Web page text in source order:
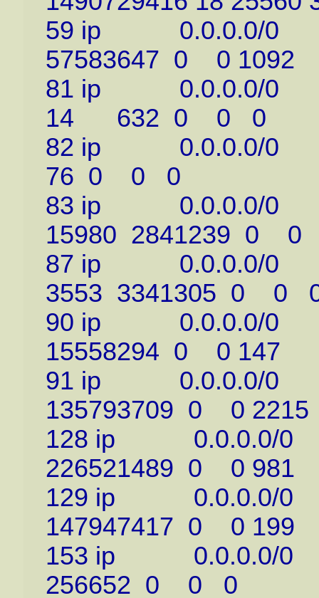
59 ip 0.0.0.0/0
57583647 0 0 1092
81 ip 0.0.0.0/0
14 632 0 0 0
82 ip 0.0.0.0/
76 0 0 0
83 ip 0.0.0.0/0
15980 2841239 0 0
87 ip 0.0.0.0/0
3553 3341305 0 0
90 ip 0.0.0.0/0
15558294 0 0 147
91 ip 0.0.0.0/0
135793709 0 0 2215
128 ip 0.0.0.0/0
226521489 0 0 981
129 ip 0.0.0.0/0
147947417 0 0 199
153 ip 0.0.0.0/0
256652 0 0 0